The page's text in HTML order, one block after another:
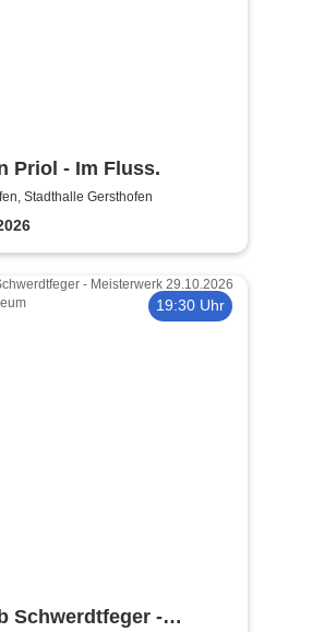
Priol - Im Fluss.
Stadthalle Gersthofen
19:30 Uhr
Schwerdtfeger -